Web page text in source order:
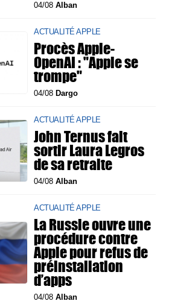
04/08Alban
ACTUALITÉ APPLE
Procès Apple-
OpenAI : "Apple se
trompe"
04/08 Dargo
ACTUALITÉ APPLE
John Ternus fait
sortir Laura Legros
de sa retraite
04/08Alban
ACTUALITÉ APPLE
La Russie ouvre une
procédure contre
Apple pour refus de
préinstallation
d’apps
04/08Alban